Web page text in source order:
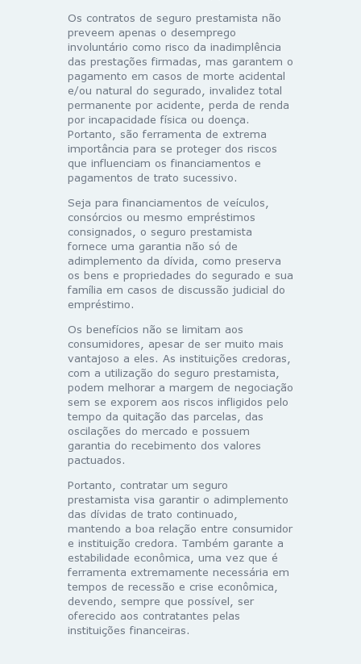
Os contratos de seguro prestamista não
preveem apenas o desemprego
involuntário como risco da inadimplência
das prestações firmadas, mas garantem o
pagamento em casos de morte acidental
e/ou natural do segurado, invalidez total
permanente por acidente, perda de renda
por incapacidade física ou doença.
Portanto, são ferramenta de extrema
importância para se proteger dos riscos
que influenciam os financiamentos e
pagamentos de trato sucessivo.
Seja para financiamentos de veículos,
consórcios ou mesmo empréstimos
consignados, o seguro prestamista
fornece uma garantia não só de
adimplemento da dívida, como preserva
os bens e propriedades do segurado e sua
família em casos de discussão judicial do
empréstimo.
Os benefícios não se limitam aos
consumidores, apesar de ser muito mais
vantajoso a eles. As instituições credoras,
com a utilização do seguro prestamista,
podem melhorar a margem de negociação
sem se exporem aos riscos infligidos pelo
tempo da quitação das parcelas, das
oscilações do mercado e possuem
garantia do recebimento dos valores
pactuados.
Portanto, contratar um seguro
prestamista visa garantir o adimplemento
das dívidas de trato continuado,
mantendo a boa relação entre consumidor
e instituição credora. Também garante a
estabilidade econômica, uma vez que é
ferramenta extremamente necessária em
tempos de recessão e crise econômica,
devendo, sempre que possível, ser
oferecido aos contratantes pelas
instituições financeiras.